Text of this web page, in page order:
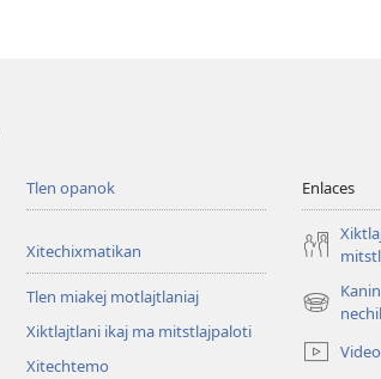
Tlen opanok
Xitechixmatikan
Tlen miakej motlajtlaniaj
Xiktlajtlani ikaj ma mitstlajpaloti
Xitechtemo
Enlaces
(xiktlapo
ventana)